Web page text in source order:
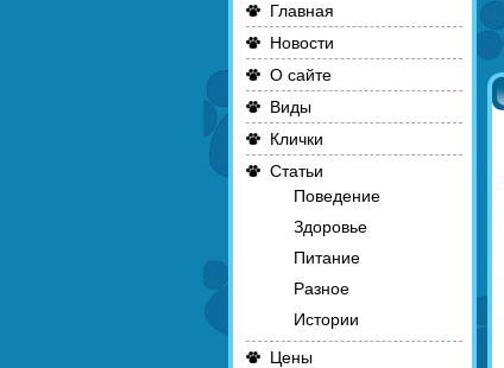
Главная
Новости
О сайте
Виды
Клички
Статьи
Поведение
Здоровье
Питание
Разное
Истории
Цены